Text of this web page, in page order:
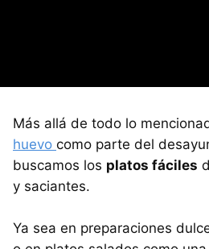
Más allá de todo lo
huevo como parte del
buscamos los platos fáciles
y saciantes.
Ya sea en preparaciones